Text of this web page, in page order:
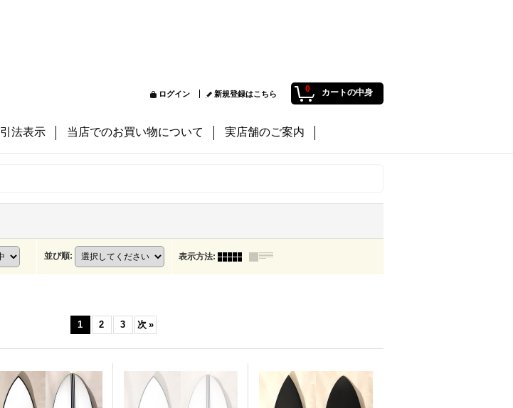
0 カートの中身
ログイン 新規登録はこちら
法表示 当店でのお買い物について 実店舗のご案内
並び順: 表示方法:
1 2 3 次 »